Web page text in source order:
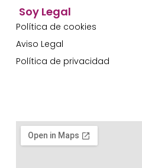
Soy Legal
Política de cookies
Aviso Legal
Política de privacidad